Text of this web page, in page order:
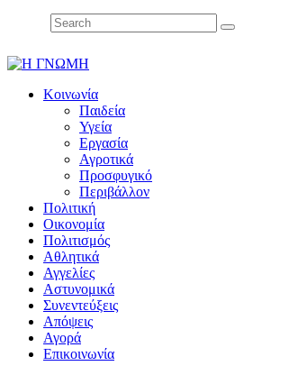
Κοινωνία
Παιδεία
Υγεία
Εργασία
Αγροτικά
Προσφυγικό
Περιβάλλον
Πολιτική
Οικονομία
Πολιτισμός
Αθλητικά
Αγγελίες
Αστυνομικά
Συνεντεύξεις
Απόψεις
Αγορά
Επικοινωνία